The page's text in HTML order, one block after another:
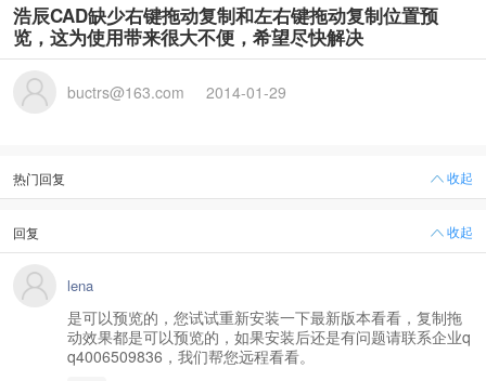
浩辰CAD缺少右键拖动复制和左右键拖动复制位置预
览，这为使用带来很大不便，希望尽快解决
buctrs@163.com 2014-01-29
热门回复 收起
回复 收起
lena
是可以预览的，您试试重新安装一下最新版本看看，复制拖
动效果都是可以预览的，如果安装后还是有问题请联系企业q
q4006509836，我们帮您远程看看。